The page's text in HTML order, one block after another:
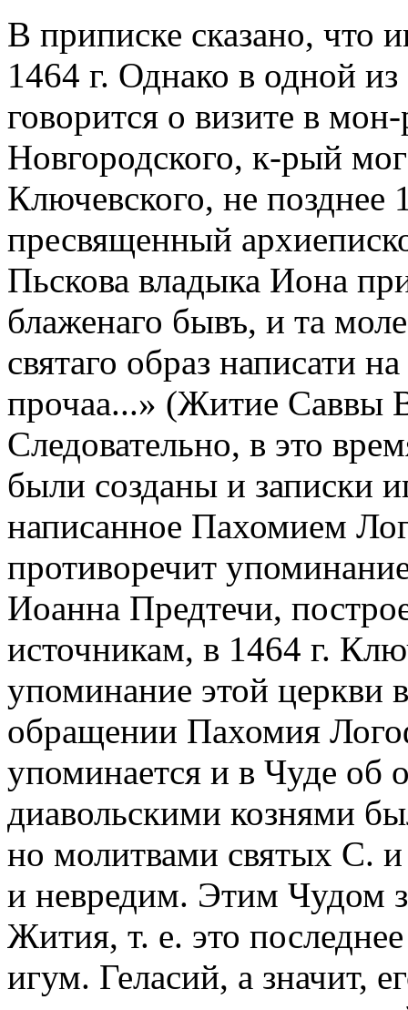
В приписке сказано, что
1464 г. Однако в одной
говорится о визите в
Новгородского, к-рый
Ключевского, не
пресвященный
Пьскова владыка Иона
блаженаго бывъ, и та
святаго образ написати
прочаа...» (Житие Саввы
Следовательно, в это
были созданы и записки
написанное Пахомием
противоречит
Иоанна Предтечи,
источникам, в 1464 г.
упоминание этой церкви
обращении Пахомия
упоминается и в Чуде об
диавольскими кознями
но молитвами святых С.
и невредим. Этим Чудом
Жития, т. е. это
игум. Геласий, а значит,